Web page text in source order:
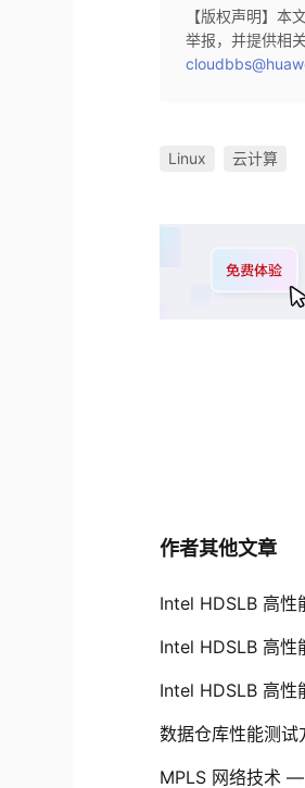
【版权声明】
举报，并提供相
Linux 云计算
作者其他文章
Intel HDSLB 高
Intel HDSLB 高
Intel HDSLB 高
数据仓库性能测试
MPLS 网络技术